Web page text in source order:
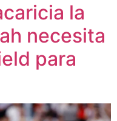
la
necesita
para